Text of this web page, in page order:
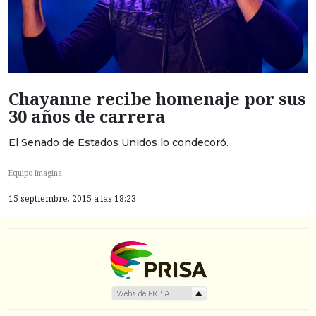
Chayanne recibe homenaje por sus
30 años de carrera
El Senado de Estados Unidos lo condecoró.
Equipo Imagina
15 septiembre, 2015 a las 18:23